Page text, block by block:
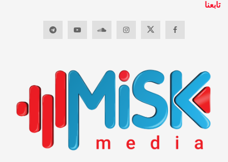
تابعنا